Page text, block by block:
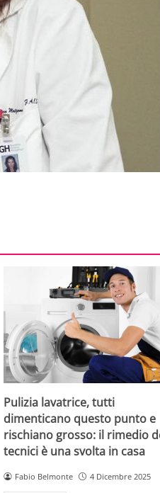
Pulizia lavatrice, tutti
dimenticano questo punto e
rischiano grosso: il rimedio
tecnici è una svolta in casa
Fabio Belmonte 4 Dicembre 2025